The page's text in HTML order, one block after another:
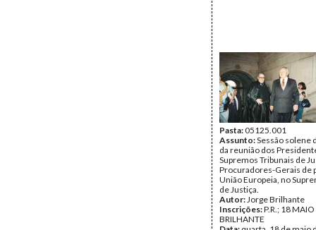
Pasta:05125.001
Assunto:Sessão solene
da reunião dos
Supremos Tribunais de
Procuradores-Gerais de
União Europeia, no
de Justiça.
Autor:Jorge Brilhante
Inscrições:P.R.; 18
BRILHANTE